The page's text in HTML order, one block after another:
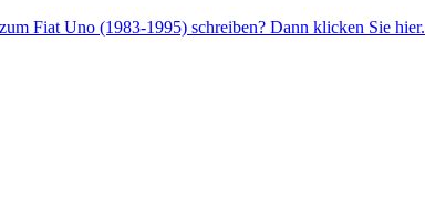
Fiat Uno (1983-1995) schreiben? Dann klicken Sie hier.